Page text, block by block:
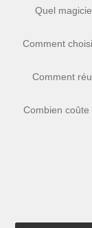
Quel
Comment
Comment
Combien